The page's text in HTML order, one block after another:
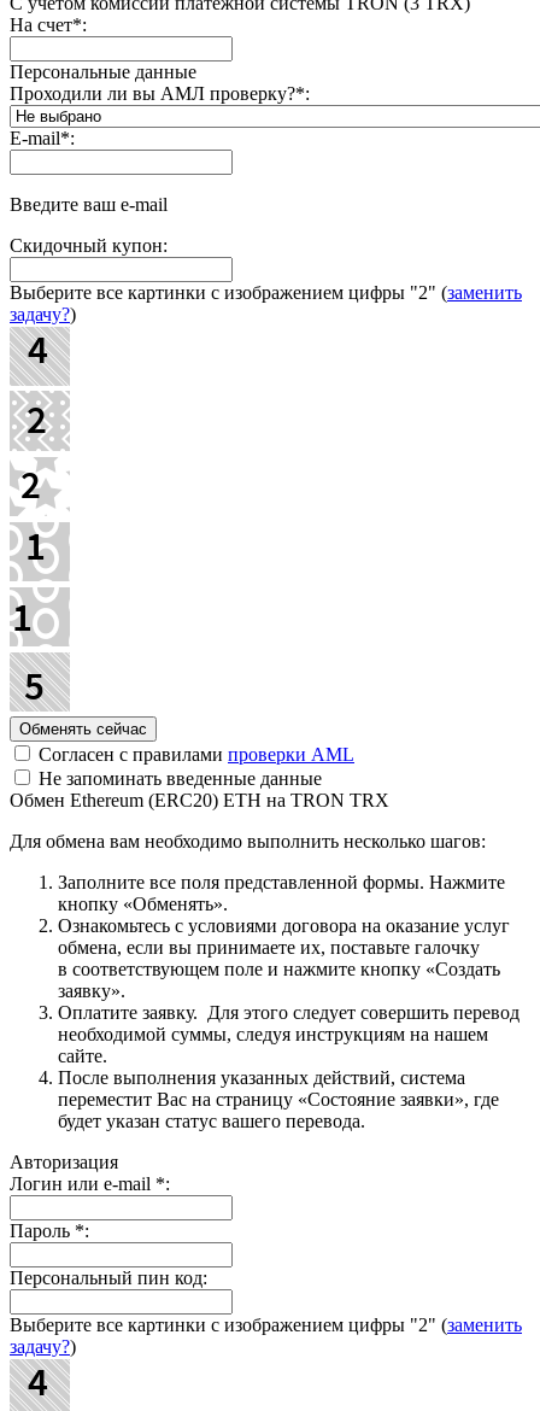
На счет*:
Персональные данные
Проходили ли вы АМЛ проверку?*:
E-mail*:
Введите ваш e-mail
Скидочный купон:
Выберите все картинки с изображением цифры "2" (заменить
задачу?)
Согласен с правилами проверки AML
Не запоминать введенные данные
Обмен Ethereum (ERC20) ETH на TRON TRX
Для обмена вам необходимо выполнить несколько шагов:
Заполните все поля представленной формы. Нажмите
кнопку «Обменять».
Ознакомьтесь с условиями договора на оказание услуг
обмена, если вы принимаете их, поставьте галочку
в соответствующем поле и нажмите кнопку «Создать
заявку».
Оплатите заявку. Для этого следует совершить перевод
необходимой суммы, следуя инструкциям на нашем
сайте.
После выполнения указанных действий, система
переместит Вас на страницу «Состояние заявки», где
будет указан статус вашего перевода.
Авторизация
Логин или e-mail *:
Пароль *:
Персональный пин код:
Выберите все картинки с изображением цифры "2" (заменить
задачу?)